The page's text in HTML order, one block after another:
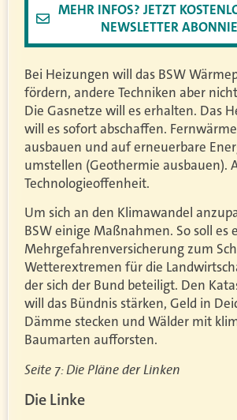
MEHR INFOS? JETZT
NEWSLETTER
Bei Heizungen will das BSW
fördern, andere Techniken aber
Die Gasnetze will es erhalten. Das
will es sofort abschaffen.
ausbauen und auf erneuerbare
umstellen (Geothermie ausbauen).
Technologieoffenheit.
Um sich an den Klimawandel
BSW einige Maßnahmen. So soll es
Mehrgefahrenversicherung zum
Wetterextremen für die
der sich der Bund beteiligt. Den
will das Bündnis stärken, Geld in
Dämme stecken und Wälder mit
Baumarten aufforsten.
Seite 7: Die Pläne der Linken
Die Linke